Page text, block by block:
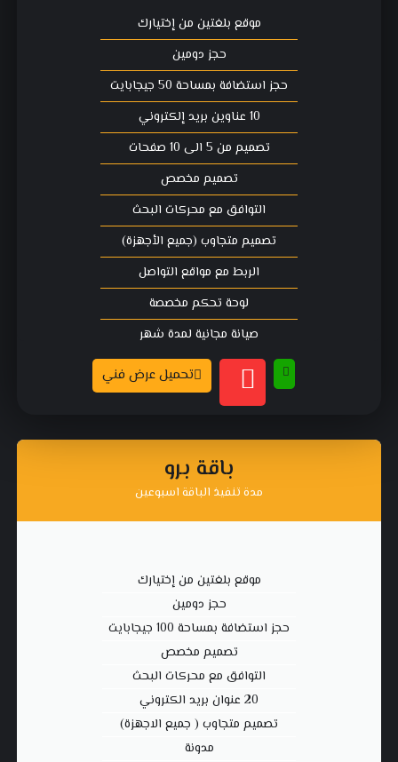
موقع بلغتين من إختيارك
حجز دومين
حجز استضافة بمساحة 50 جيجابايت
10 عناوين بريد إلكتروني
تصميم من 5 الى 10 صفحات
تصميم مخصص
التوافق مع محركات البحث
تصميم متجاوب (جميع الأجهزة)
الربط مع مواقع التواصل
لوحة تحكم مخصصة
صيانة مجانية لمدة شهر
تحميل عرض فني
باقة برو
مدة تنفيذ الباقة اسبوعين
موقع بلغتين من إختيارك
حجز دومين
حجز استضافة بمساحة 100 جيجابايت
تصميم مخصص
التوافق مع محركات البحث
20 عنوان بريد الكتروني
تصميم متجاوب ( جميع الاجهزة)
مدونة